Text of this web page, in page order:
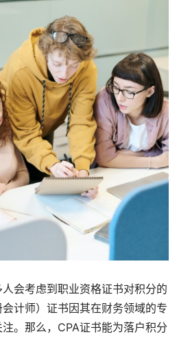
会考虑到职业资格证书对积分的
计师）证书因其在财务领域的专
。那么，CPA证书能为落户积分